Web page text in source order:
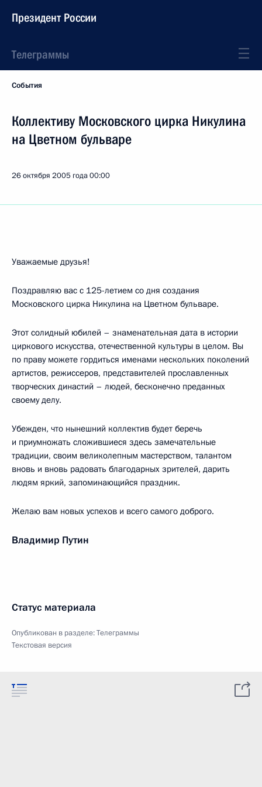
Президент России
Телеграммы
События
Коллективу Московского цирка Никулина
на Цветном бульваре
26 октября 2005 года00:00
Уважаемые друзья!
Поздравляю вас с 125-летием со дня создания
Московского цирка Никулина на Цветном бульваре.
Этот солидный юбилей – знаменательная дата в истории
циркового искусства, отечественной культуры в целом. Вы
по праву можете гордиться именами нескольких поколений
артистов, режиссеров, представителей прославленных
творческих династий – людей, бесконечно преданных
своему делу.
Убежден, что нынешний коллектив будет беречь
и приумножать сложившиеся здесь замечательные
традиции, своим великолепным мастерством, талантом
вновь и вновь радовать благодарных зрителей, дарить
людям яркий, запоминающийся праздник.
Желаю вам новых успехов и всего самого доброго.
Владимир Путин
Статус материала
Опубликован в разделе:Телеграммы
Текстовая версия